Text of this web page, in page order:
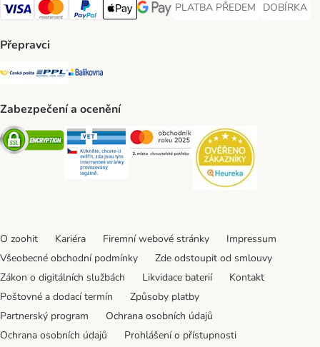
Visa Payment Method
Mastercard Payment Method
PayPal Payment Method
Apple pay Payment Method
GooglePay Payment Method
PLATBA PŘEDEM
PLATBA PŘEDEM Payment
DOBÍRKA
DOBÍRKA
Přepravci
Česká pošta Shipping Method
PPL Shipping Method
Balíkovna Shipping Method
Zabezpečení a ocenění
Security Security Security
O zoohit Kariéra Firemní webové stránky
Impressum
Všeobecné obchodní podmínky
Zde odstoupit od smlouvy
Zákon o digitálních službách
Likvidace baterií
Kontakt
Poštovné a dodací termín
Způsoby platby
Partnerský program
Ochrana osobních údajů
Ochrana osobních údajů
Prohlášení o přístupnosti